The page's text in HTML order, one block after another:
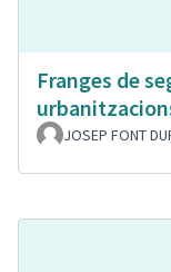
Franges de
JOSEP FONT